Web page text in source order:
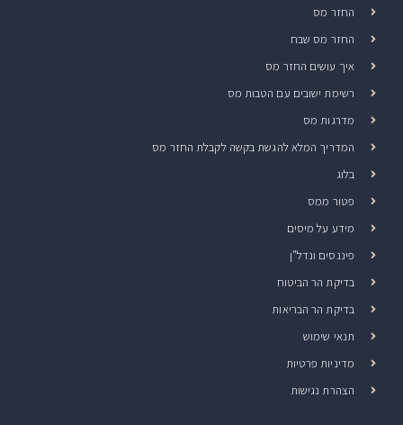
החזר מס
החזר מס שבח
איך עושים החזר מס
רשימת ישובים עם הטבות מס
מדרגות מס
המדריך המלא להגשת בקשה לקבלת החזר מס
בלוג
פטור ממס
מידע על מיסים
פיננסים ונדל"ן
בדיקת הר הביטוח
בדיקת הר הבריאות
תנאי שימוש
מדיניות פרטיות
הצהרת נגישות